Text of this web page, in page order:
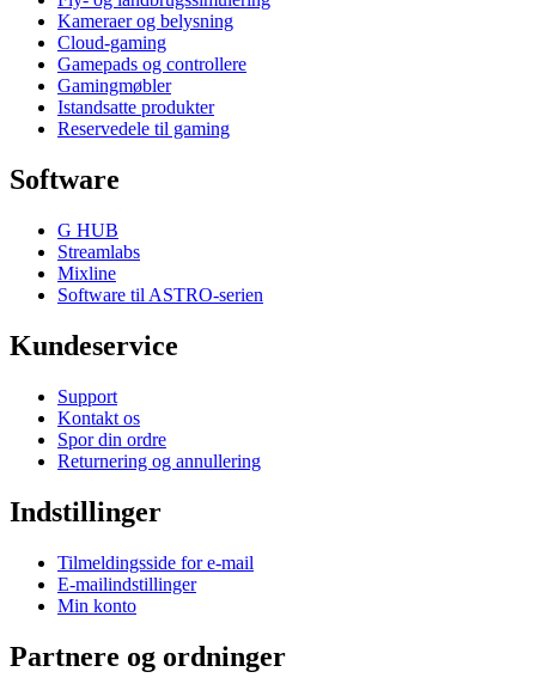
Kameraer og belysning
Cloud-gaming
Gamepads og controllere
Gamingmøbler
Istandsatte produkter
Reservedele til gaming
Software
G HUB
Streamlabs
Mixline
Software til ASTRO-serien
Kundeservice
Support
Kontakt os
Spor din ordre
Returnering og annullering
Indstillinger
Tilmeldingsside for e-mail
E-mailindstillinger
Min konto
Partnere og ordninger